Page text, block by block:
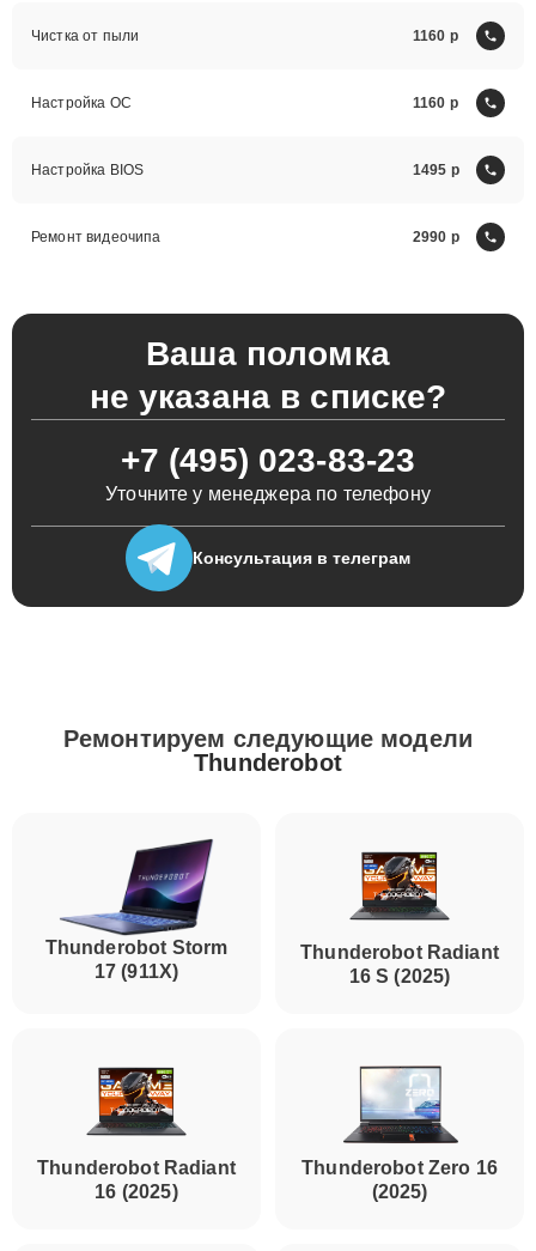
Чистка от пыли 1160
Настройка ОС 1160
Настройка BIOS 1495
Ремонт видеочипа 2990
Ваша поломка
не указана в списке?
+7 (495) 023-83-23
Уточните у менеджера по телефону
Консультация в телеграм
Ремонтируем следующие модели
Thunderobot
Thunderobot Storm
17 (911X)
Thunderobot Radiant
16 S (2025)
Thunderobot Radiant
16 (2025)
Thunderobot Zero 16
(2025)